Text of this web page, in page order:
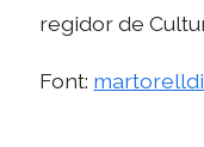
regidor de
Font: